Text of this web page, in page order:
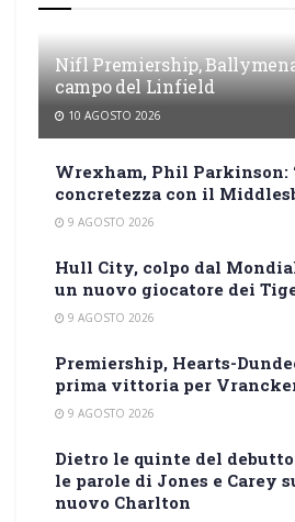
Nifl Premiership,
campo del Linfield
10 AGOSTO 2026
Wrexham, Phil Parkinson:
concretezza con il
9 AGOSTO 2026
Hull City, colpo dal
un nuovo giocatore dei
9 AGOSTO 2026
Premiership, Hearts-
prima vittoria per
9 AGOSTO 2026
Dietro le quinte del
le parole di Jones e Carey
nuovo Charlton